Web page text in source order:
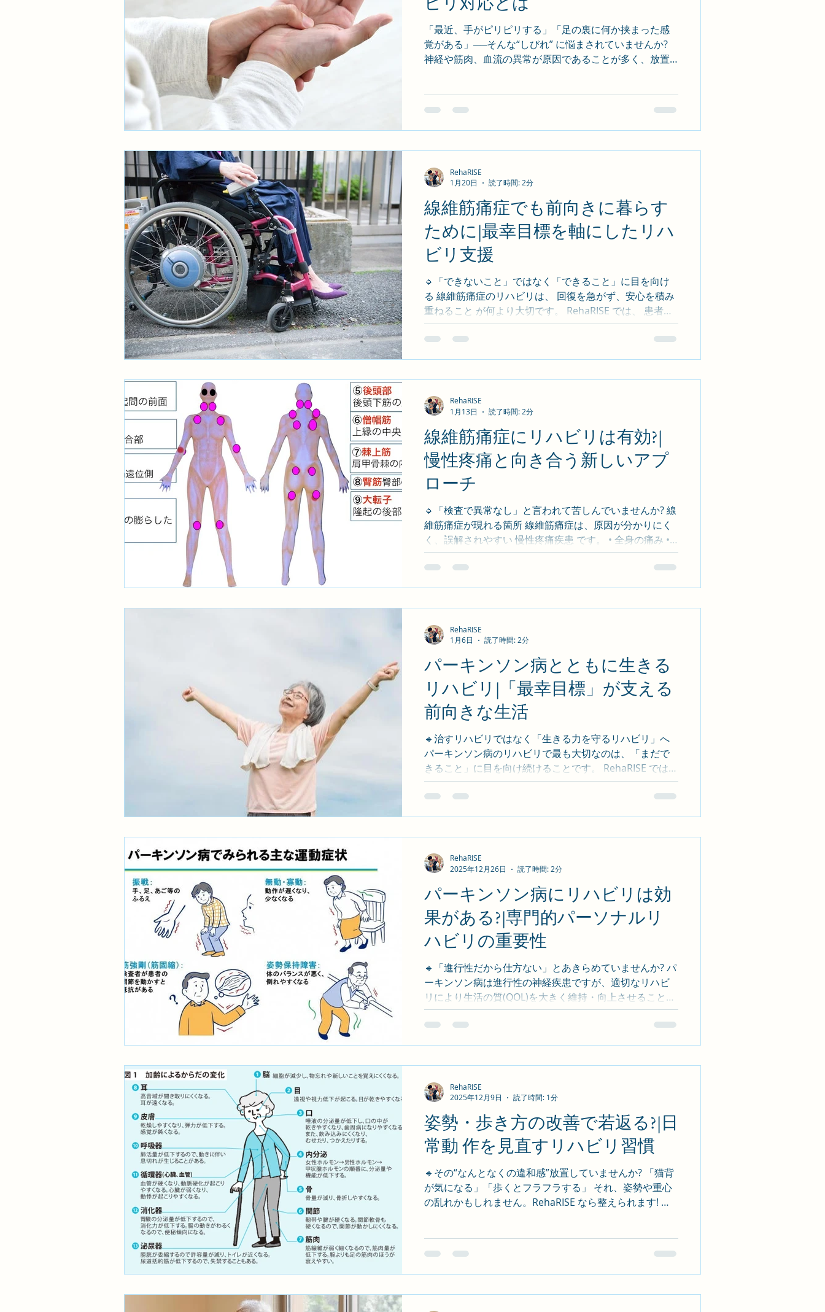
るときの膝前突 2.階段の踏み込み時の内股動作 3.し
ゃがむときの足裏不均等荷重 ✅ 目指すは“もう痛みを気に
しない生活” 最幸目標は「旅行でたく
「最近、手がピリピリする」「足の裏に何か挟まった感
覚がある」──そんな“しびれ” に悩まされていませんか?
神経や筋肉、血流の異常が原因であることが多く、放置
れとも... 手足のしびれは、 坐骨神経痛、頚椎症、脳梗
塞、糖尿病性神経障害 など、幅広い原 因で起こります。
【実例】40 代男性・デスクワーク中心:腰椎ヘルニアによ
リハビリによる腰部安定化と股関節可動域改善で症状 が
軽快。 ✅ 医療機関で検査すべき“危ないしびれ”とは ・左
右差のあるしびれ・顔面や舌のしびれ・急激に悪化する
症状 これらは早急な精査が必要です。整骨院では見極め
が難しい場合、医師との連携を 取って正しい診断を優先
します。 ✅ リハビリでできることは?(RehaRISE の実践)
筋緊張のバランス調整、
線維筋痛症でも前向きに暮らす
ために|最幸目標を軸にしたリハ
ビリ支援
🔹「できないこと」ではなく「できること」に目を向け
る 線維筋痛症のリハビリは、 回復を急がず、安心を積み
重ねること が何より大切です。 RehaRISE では、 患者さ
ま一人ひとりのペースを尊重します。 🌱 線維筋痛症リハ
ビリで大切な考え方 • 痛み=すべて悪ではない • 体を動か
ごしたい」 • 「自分を責めずに生きたい」 その想いを、
リハビリという形で支えるのが RehaRISE です。 📌 一人
で悩まないでください 線維筋痛症は、 理解されること・
寄り添われること も治療の一部です。 RehaRISE は、 あ
なたの「最幸」を一緒に探し続けます。 📩 線維筋痛症リ
ハビリのご相談はこちらから • 【初回無料体験のこWEB
予約こちら】 執筆：石塚 直樹（作業療法士／RehaRISEゼ
ネラルマネージャー） 「地域の健康寿命を世界一にす
る」をビジョンに、予防
RehaRISE
1月20日
読了時間: 2分
線維筋痛症にリハビリは有効?|
慢性疼痛と向き合う新しいアプ
ローチ
🔹「検査で異常なし」と言われて苦しんでいませんか? 線
維筋痛症が現れる箇所 線維筋痛症は、原因が分かりにく
く、誤解されやすい 慢性疼痛疾患 です。 • 全身の痛み •
強い疲労感 • 睡眠障害 • 不安・抑うつ 👉 こうした症状に
対し、 薬だけに頼らないリハビリ支援 が注目されていま
低下 が複雑に絡み合っています。 RehaRISE では、無理
に鍛えない・悪化させないリハビリ を徹底します。 💡
RehaRISE の線維筋痛症リハビリ • 痛みを悪化させない運
動強度設定 • 呼吸・リラクゼーションアプローチ • 生活動
作の負担軽減指導 • 「今日はできること」を積み重ねる支
援 🎯 最幸目標は「普通の生活」 • 「朝起きるのがつらく
ない」 • 「家事を少しずつこなしたい」 • 「外出への不安
を減らしたい」 📩 線維筋痛症のリハビリ相談、受け付け
ています。 • 【初回無料体験
RehaRISE
1月13日
読了時間: 2分
パーキンソン病とともに生きる
リハビリ|「最幸目標」が支える
前向きな生活
🔹治すリハビリではなく「生きる力を守るリハビリ」へ
パーキンソン病のリハビリで最も大切なのは、「まだで
きること」に目を向け続けることです。 RehaRISE では、
最幸目標=その人らしい人生の目標 をリハビリの中心に据
えています。 🌱 パーキンソン病リハビリがもたらす効果
にも作用するのがリハビリ です。 👪 ご本人・ご家族を
含めた支援 • 動作の工夫・声かけのポイント共有 • 生活環
境(家の中)の調整アドバイス • 日々の体調変動に合わせた
柔軟な対応 🎯「今できる最幸」を積み重ねる • 「今日は
一人で靴が履けた」 • 「昨日より歩く距離が伸びた」 そ
れら一つ一つが 最幸目標への前進 です。 📌 パーキンソ
ン病と前向きに向き合うリハビリを、RehaRISE で。 •
【初回無料体験のこWEB予約こちら】 執筆：石塚 直樹
（作業療法士／RehaR
RehaRISE
1月6日
読了時間: 2分
パーキンソン病にリハビリは効
果がある?|専門的パーソナルリ
ハビリの重要性
🔹「進行性だから仕方ない」とあきらめていませんか? パ
ーキンソン病は進行性の神経疾患ですが、適切なリハビ
リにより生活の質(QOL)を大きく維持・向上させることが
可能です。RehaRISE では、パーキンソン病 × パーソナル
リハビリ × 最幸目標 を軸にした専門的サポートを行って
勢が前かがみになる • 転倒への不安・外出機会の減少 👉
これらは リハビリで改善・対策が可能な症状 です。 💡
RehaRISE のパーキンソン病リハビリの特徴 • 姿勢・歩
行・バランス・動作を総合評価 • 一歩目を出しやすくする
運動プログラム • リズム・音楽を使った歩行トレーニング
• 日常生活動作(立ち上がり・トイレ・着替え)の最適化 🎯
最幸目標から逆算するリハビリ • 「一人で買い物に行きた
い」 • 「家族と外食を楽しみたい」 • 「趣味を続けたい」
RehaRISE て
RehaRISE
2025年12月26日
読了時間: 2分
姿勢・歩き方の改善で若返る?|日
常動 作を見直すリハビリ習慣
🔹その“なんとなくの違和感”放置していませんか? 「猫背
が気になる」「歩くとフラフラする」 それ、姿勢や重心
の乱れかもしれません。RehaRISE なら整えられます! 😓
正しい姿勢の“クセづけ”トレーニング • 歩き方の矯正×生
活動作の再構築 🎯最幸目標の一例 • 「まっすぐ歩いて買
RehaRISE
2025年12月9日
読了時間: 1分